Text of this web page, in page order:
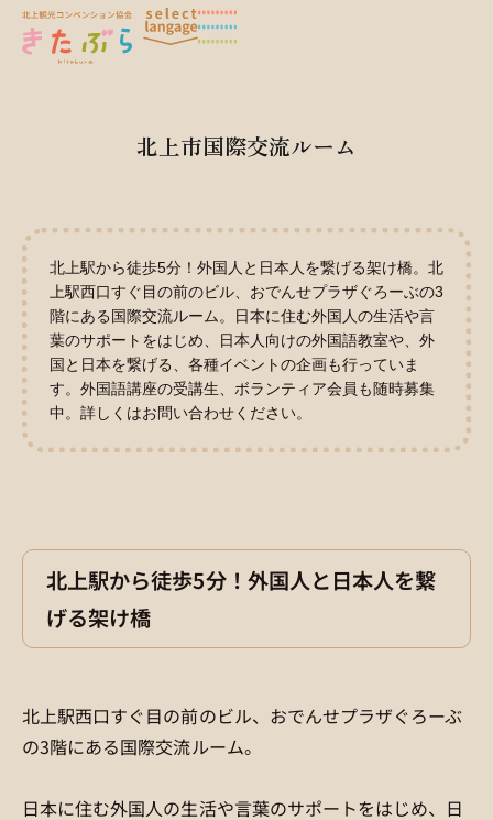
北上市国際交流ルーム
北上駅から徒歩5分！外国人と日本人を繋げる架け橋。北
上駅西口すぐ目の前のビル、おでんせプラザぐろーぶの3
階にある国際交流ルーム。日本に住む外国人の生活や言
葉のサポートをはじめ、日本人向けの外国語教室や、外
国と日本を繋げる、各種イベントの企画も行っていま
す。外国語講座の受講生、ボランティア会員も随時募集
中。詳しくはお問い合わせください。
北上駅から徒歩5分！外国人と日本人を繋
げる架け橋
北上駅西口すぐ目の前のビル、おでんせプラザぐろーぶ
の3階にある国際交流ルーム。
日本に住む外国人の生活や言葉のサポートをはじめ、日